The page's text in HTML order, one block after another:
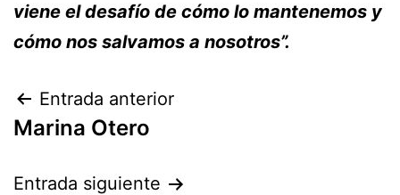
viene el desafío de cómo lo mantenemos y
cómo nos salvamos a nosotros”.
Entrada anterior
Marina Otero
Entrada siguiente